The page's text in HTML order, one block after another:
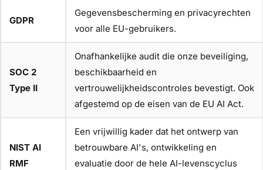
GDPR
Gegevensbescherming en privacyrechten
voor alle EU-gebruikers.
SOC 2
Type II
Onafhankelijke audit die onze beveiliging,
beschikbaarheid en
vertrouwelijkheidscontroles bevestigt. Ook
afgestemd op de eisen van de EU AI Act.
NIST AI
RMF
Een vrijwillig kader dat het ontwerp van
betrouwbare AI's, ontwikkeling en
evaluatie door de hele AI-levenscyclus